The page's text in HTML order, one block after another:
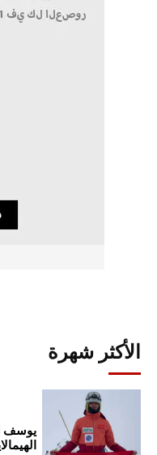
الأكثر شهرة
يوسف